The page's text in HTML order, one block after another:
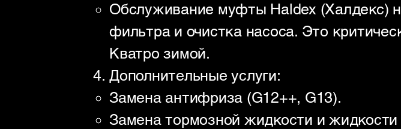
Обслуживание муфты Haldex (Халдекс)
фильтра и очистка насоса. Это
Кватро зимой.
Дополнительные услуги:
Замена антифриза (G12++, G13).
Замена тормозной жидкости и жидкости